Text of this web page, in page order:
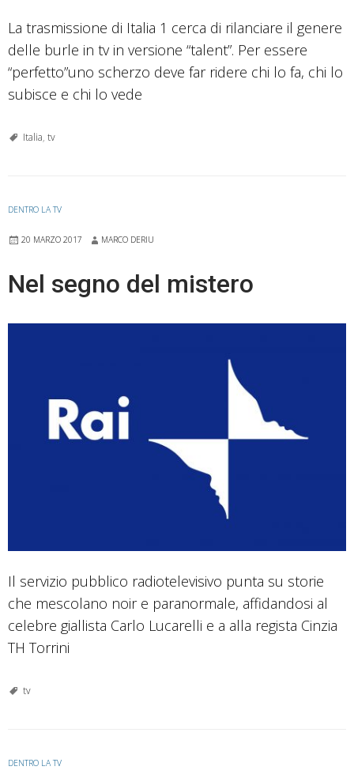
La trasmissione di Italia 1 cerca di rilanciare il genere
delle burle in tv in versione “talent”. Per essere
“perfetto”uno scherzo deve far ridere chi lo fa, chi lo
subisce e chi lo vede
Italia, tv
DENTRO LA TV
20 MARZO 2017 MARCO DERIU
Nel segno del mistero
Il servizio pubblico radiotelevisivo punta su storie
che mescolano noir e paranormale, affidandosi al
celebre giallista Carlo Lucarelli e a alla regista Cinzia
TH Torrini
tv
DENTRO LA TV